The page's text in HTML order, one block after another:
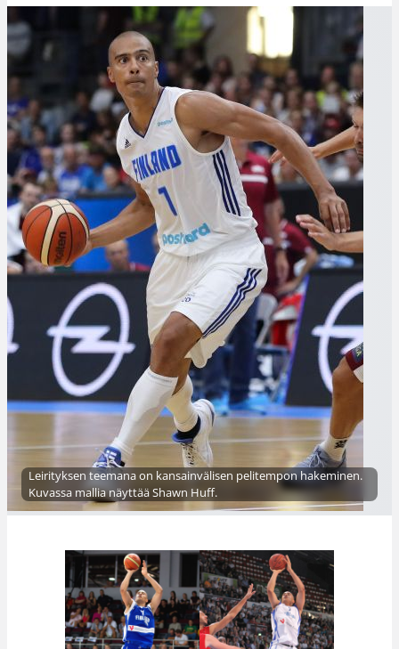
Leirityksen teemana on kansainvälisen pelitempon hakeminen.
Kuvassa mallia näyttää Shawn Huff.